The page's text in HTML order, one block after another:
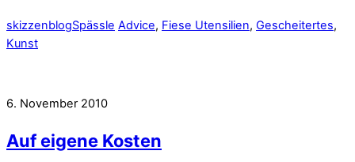
skizzenblogSpässle Advice, Fiese Utensilien, Gescheitertes,
Kunst
6. November 2010
Auf eigene Kosten